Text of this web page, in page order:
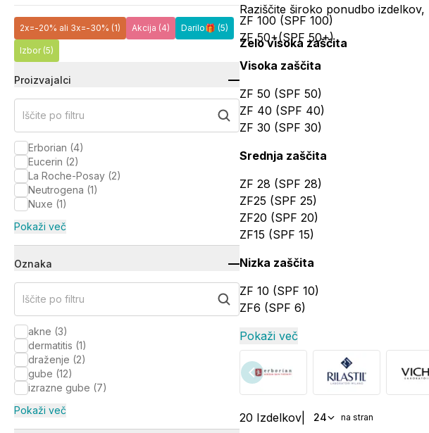
2x=-20% ali 3x=-30% (1) Akcija (4) Darilo🎁 (5)
Izbor (5)
Proizvajalci
Iščite po filtru
Erborian (4)
Eucerin (2)
La Roche-Posay (2)
Neutrogena (1)
Nuxe (1)
Pokaži več
Oznaka
Iščite po filtru
akne (3)
dermatitis (1)
draženje (2)
gube (12)
izrazne gube (7)
Pokaži več
Raziščite široko ponudbo
Zelo visoka zaščita
ZF 100 (SPF 100)
ZF 50+(SPF 50+)
Visoka zaščita
ZF 50 (SPF 50)
ZF 40 (SPF 40)
ZF 30 (SPF 30)
Srednja zaščita
ZF 28 (SPF 28)
ZF25 (SPF 25)
ZF20 (SPF 20)
ZF15 (SPF 15)
Nizka zaščita
ZF 10 (SPF 10)
ZF6 (SPF 6)
Pokaži več
20 Izdelkov 24 na stran